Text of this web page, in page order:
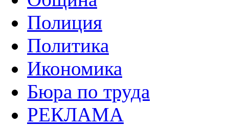
Полиция
Политика
Икономика
Бюра по труда
РЕКЛАМА